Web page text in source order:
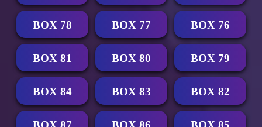
BOX 76
BOX 77
BOX 78
BOX 79
BOX 80
BOX 81
BOX 82
BOX 83
BOX 84